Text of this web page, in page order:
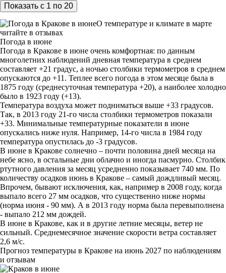
О температуре и климате в марте
читайте в отзывах
Погода в июне
Погода в Кракове в июне очень комфортная: по данным
многолетних наблюдений дневная температура в среднем
составляет +21 градус, а ночью столбики термометров в среднем
опускаются до +11. Теплее всего погода в этом месяце была в
1875 году (среднесуточная температура +20), а наиболее холодно
было в 1923 году (+13).
Температура воздуха может подниматься выше +33 градусов.
Так, в 2013 году 21-го числа столбики термометров показали
+33. Минимальные температурные показатели в июне
опускались ниже нуля. Например, 14-го числа в 1984 году
температура опустилась до -3 градусов.
В июне в Кракове солнечно – почти половина дней месяца на
небе ясно, в остальные дни облачно и иногда пасмурно. Столбик
ртутного давления за месяц усредненно показывает 740 мм. По
количеству осадков июнь в Кракове – самый дождливый месяц.
Впрочем, бывают исключения, как, например в 2008 году, когда
выпало всего 27 мм осадков, что существенно ниже нормы
(норма июня - 90 мм). А в 2013 году норма была перевыполнена
- выпало 212 мм дождей.
В июне в Кракове, как и в другие летние месяцы, ветер не
сильный. Среднемесячное значение скорости ветра составляет
2,6 м/с.
Прогноз температуры в Кракове на июнь 2027 по наблюдениям
и отзывам